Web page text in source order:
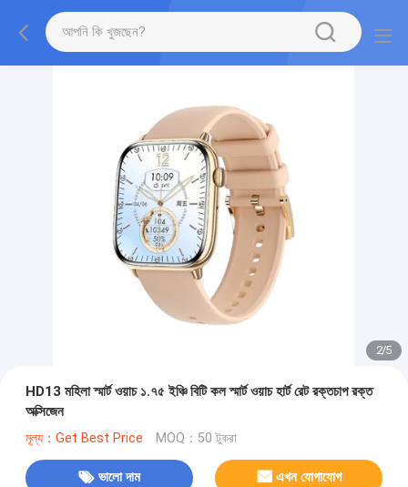
2/5
HD13 মহিলা স্মার্ট ওয়াচ ১.৭৫ ইঞ্চি বিটি কল স্মার্ট ওয়াচ হার্ট রেট রক্তচাপ রক্ত
অক্সিজেন
মূল্য：Get Best Price MOQ：50 টুকরা
ভালো দাম এখন যোগাযোগ